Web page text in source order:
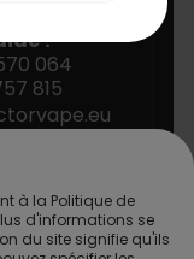
à la Politique de
d'informations se
du site signifie qu'ils
?
064
815